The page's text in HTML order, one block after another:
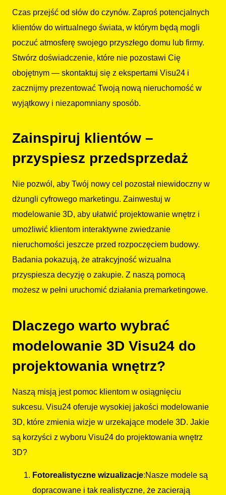
Czas przejść od słów do czynów. Zaproś potencjalnych
klientów do wirtualnego świata, w którym będą mogli
poczuć atmosferę swojego przyszłego domu lub firmy.
Stwórz doświadczenie, które nie pozostawi Cię
obojętnym — skontaktuj się z ekspertami Visu24 i
zacznijmy prezentować Twoją nową nieruchomość w
wyjątkowy i niezapomniany sposób.
Zainspiruj klientów –
przyspiesz przedsprzedaż
Nie pozwól, aby Twój nowy cel pozostał niewidoczny w
dżungli cyfrowego marketingu. Zainwestuj w
modelowanie 3D, aby ułatwić projektowanie wnętrz i
umożliwić klientom interaktywne zwiedzanie
nieruchomości jeszcze przed rozpoczęciem budowy.
Badania pokazują, że atrakcyjność wizualna
przyspiesza decyzję o zakupie. Z naszą pomocą
możesz w pełni uruchomić działania premarketingowe.
Dlaczego warto wybrać
modelowanie 3D Visu24 do
projektowania wnętrz?
Naszą misją jest pomoc klientom w osiągnięciu
sukcesu. Visu24 oferuje wysokiej jakości modelowanie
3D, które zmienia wizje w urzekające modele 3D. Jakie
są korzyści z wyboru Visu24 do projektowania wnętrz
3D?
Fotorealistyczne wizualizacje:Nasze modele są
dopracowane i tak realistyczne, że zacierają